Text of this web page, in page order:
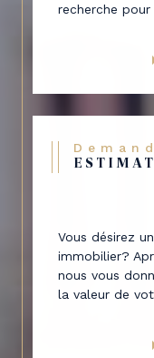
recherche pour
Vous désirez
immobilier?
nous vous
la valeur de